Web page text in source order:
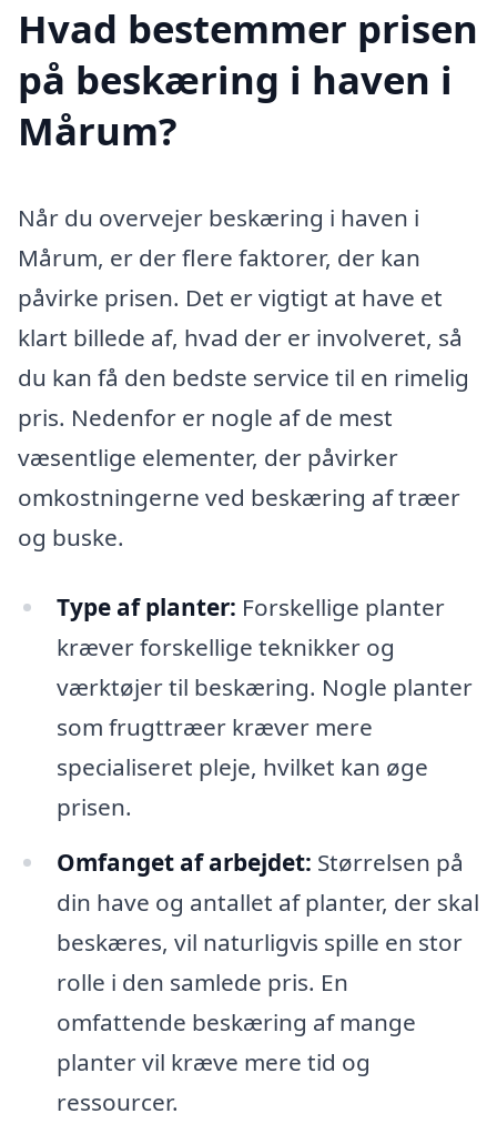
Hvad bestemmer prisen
på beskæring i haven i
Mårum?
Når du overvejer beskæring i haven i
Mårum, er der flere faktorer, der kan
påvirke prisen. Det er vigtigt at have et
klart billede af, hvad der er involveret, så
du kan få den bedste service til en rimelig
pris. Nedenfor er nogle af de mest
væsentlige elementer, der påvirker
omkostningerne ved beskæring af træer
og buske.
Type af planter: Forskellige planter
kræver forskellige teknikker og
værktøjer til beskæring. Nogle planter
som frugttræer kræver mere
specialiseret pleje, hvilket kan øge
prisen.
Omfanget af arbejdet: Størrelsen på
din have og antallet af planter, der skal
beskæres, vil naturligvis spille en stor
rolle i den samlede pris. En
omfattende beskæring af mange
planter vil kræve mere tid og
ressourcer.